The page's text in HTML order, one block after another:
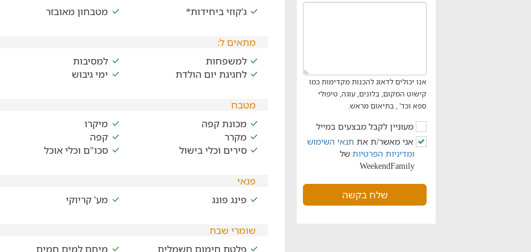
אנו יכולים לדאוג להכנות מקדימות כמו
קישוט המקום, בלונים, עוגה, טיפולי
ספא וכד' , בתיאום מראש.
מעוניין לקבל מבצעים במייל
אני מאשר/ת את תנאי השימוש
ומדיניות הפרטיות של
WeekendFamily
שלח בקשה
ג'קוזי ביחידות*
מטבחון מאובזר
מתאים ל:
למשפחות
למסיבות
לחגיגת יום הולדת
ימי גיבוש
מטבח
מכונת קפה
מיקרו
מקרר
קפה
סירים וכלי בישול
סכו"ם וכלי אוכל
פנאי
פינג פונג
מע' קריוקי
שומרי שבת
פלטת חימום חשמלית
מיחם למים חמים